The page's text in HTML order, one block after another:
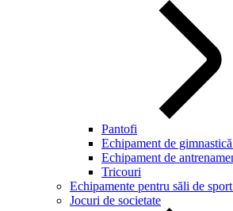
Pantofi
Echipament de
Echipament de
Tricouri
Echipamente pentru săli de
Jocuri de societate